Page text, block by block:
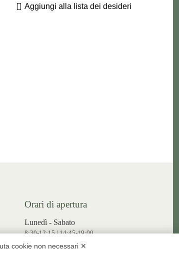
Aggiungi alla lista dei desideri
Orari di apertura
Lunedì - Sabato
8:30-12:15 | 14:45-19:00
Domenica
cookie non necessari ✕